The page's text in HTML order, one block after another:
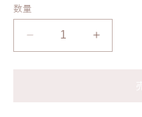
格
数量
oshikatsu
bag
oshikatsu
bag